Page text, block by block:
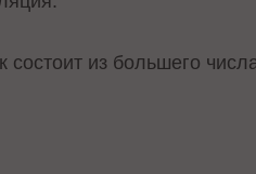
состоит из большего